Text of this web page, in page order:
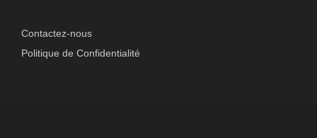
Contactez-nous
Politique de Confidentialité